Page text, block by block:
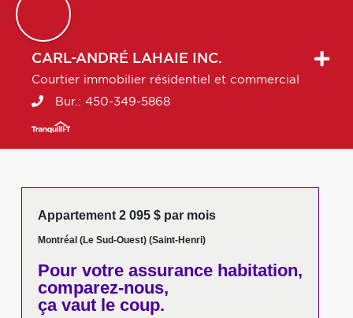
CARL-ANDRÉ LAHAIE INC.
Courtier immobilier résidentiel et commercial
Bur.: 450-349-5868
Appartement 2 095 $ par mois
Montréal (Le Sud-Ouest) (Saint-Henri)
Pour votreassurance habitation,
comparez-nous,
ça vaut le coup.